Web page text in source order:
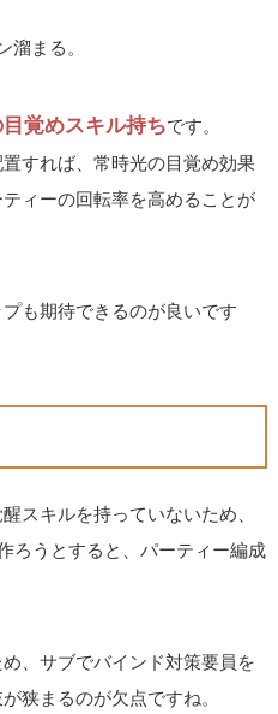
溜まる。
覚めスキル持ちです。
すれば、常時光の目覚め効果
ィーの回転率を高めることが
も期待できるのが良いです
スキルを持っていないため、
ろうとすると、パーティー編成
、サブでバインド対策要員を
狭まるのが欠点ですね。